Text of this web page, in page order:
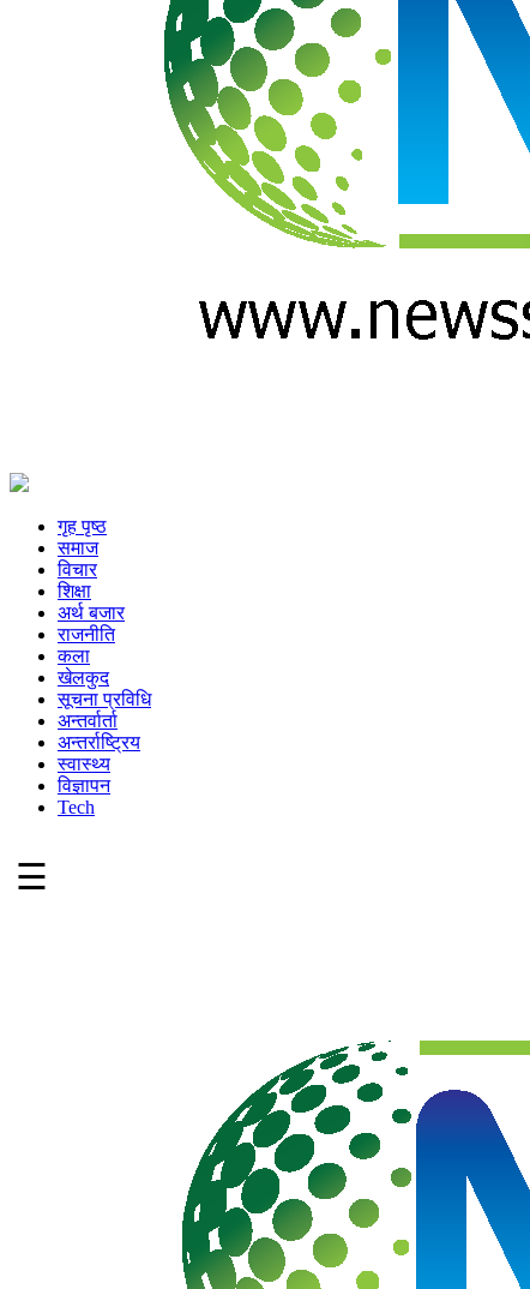
गृह पृष्ठ
समाज
विचार
शिक्षा
अर्थ बजार
राजनीति
कला
खेलकुद
सूचना प्रविधि
अन्तर्वार्ता
अन्तर्राष्ट्रिय
स्वास्थ्य
विज्ञापन
Tech
☰